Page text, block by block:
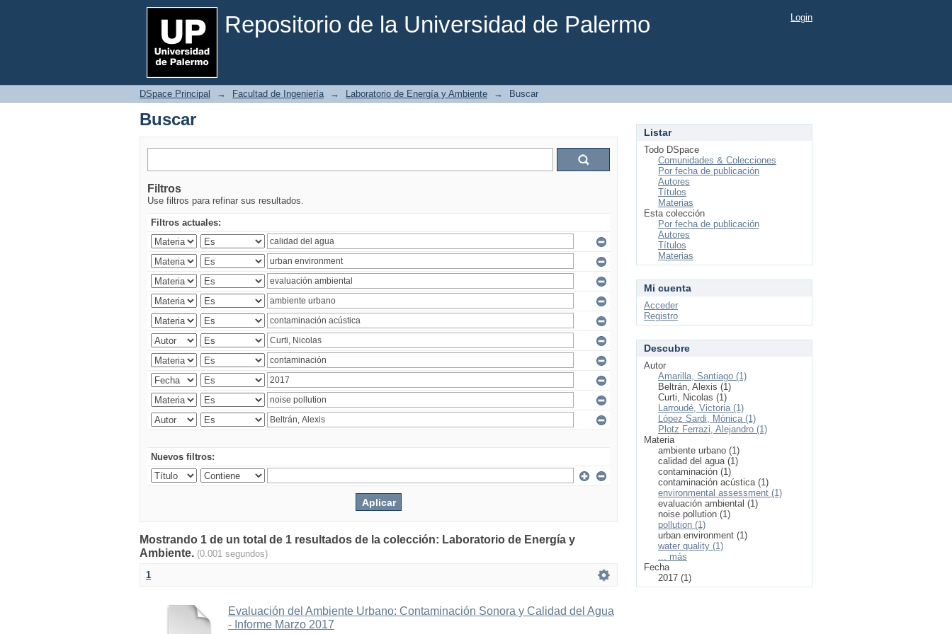
Repositorio de la Universidad de Palermo
Buscar Login
DSpace Principal → Facultad de Ingeniería → Laboratorio de Energía y Ambiente → Buscar
Buscar
Filtros
Use filtros para refinar sus resultados.
Filtros actuales:
Nuevos filtros:
Mostrando 1 de un total de 1 resultados de la colección: Laboratorio de Energía y
Ambiente. (0.001 segundos)
1
Evaluación del Ambiente Urbano: Contaminación Sonora y Calidad del Agua
- Informe Marzo 2017
Listar
Todo DSpace
Comunidades & Colecciones
Por fecha de publicación
Autores
Títulos
Materias
Esta colección
Por fecha de publicación
Autores
Títulos
Materias
Mi cuenta
Acceder
Registro
Descubre
Autor
Amarilla, Santiago (1)
Beltrán, Alexis (1)
Curti, Nicolas (1)
Larroudé, Victoria (1)
López Sardi, Mónica (1)
Plotz Ferrazi, Alejandro (1)
Materia
ambiente urbano (1)
calidad del agua (1)
contaminación (1)
contaminación acústica (1)
environmental assessment (1)
evaluación ambiental (1)
noise pollution (1)
pollution (1)
urban environment (1)
water quality (1)
... más
Fecha
2017 (1)